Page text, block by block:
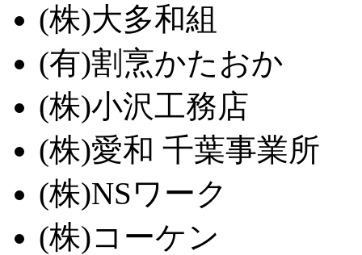
(株)大多和組
(有)割烹かたおか
(株)小沢工務店
(株)愛和 千葉事業所
(株)NSワーク
(株)コーケン